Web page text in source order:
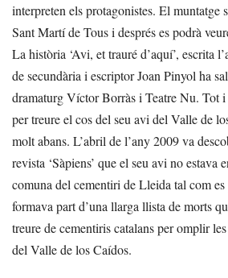
interpreten els protagonistes. El muntatge
Sant Martí de Tous i després es podrà
La història ‘Avi, et trauré d’aquí’, escrita
de secundària i escriptor Joan Pinyol ha
dramaturg Víctor Borràs i Teatre Nu. Tot
per treure el cos del seu avi del Valle de
molt abans. L’abril de l’any 2009 va
revista ‘Sàpiens’ que el seu avi no estava
comuna del cementiri de Lleida tal com es
formava part d’una llarga llista de morts
treure de cementiris catalans per omplir
del Valle de los Caídos.